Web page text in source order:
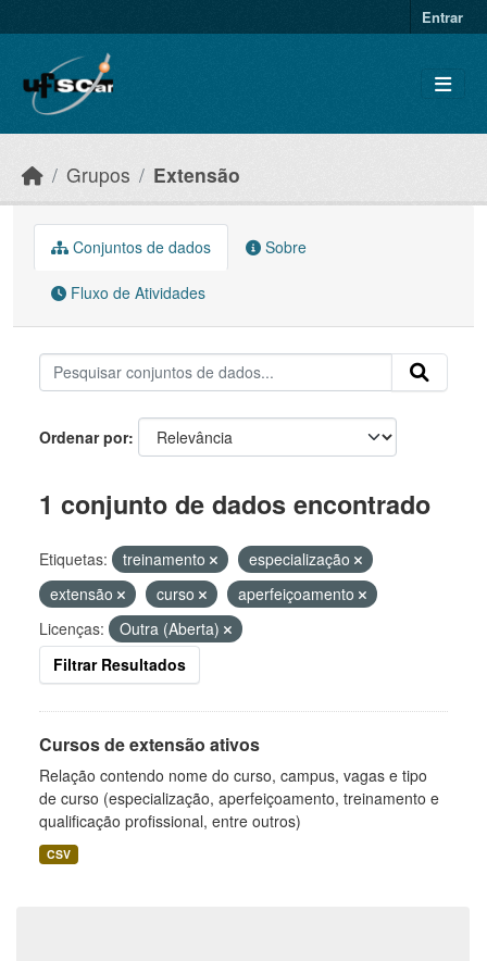
Entrar
Grupos Extensão
Conjuntos de dados Sobre
Fluxo de Atividades
Ordenar por
1 conjunto de dados encontrado
Etiquetas: treinamento
especialização
extensão
curso
aperfeiçoamento
Licenças:
Outra (Aberta)
Filtrar Resultados
Cursos de extensão ativos
Relação contendo nome do curso, campus, vagas e tipo
de curso (especialização, aperfeiçoamento, treinamento e
qualificação profissional, entre outros)
CSV